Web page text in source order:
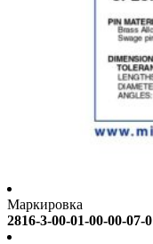
Маркировка
2816-3-00-01-00-00-07-0